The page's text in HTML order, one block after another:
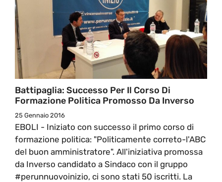
Battipaglia: Successo Per Il Corso Di
Formazione Politica Promosso Da Inverso
25 Gennaio 2016
EBOLI - Iniziato con successo il primo corso di
formazione politica: "Politicamente correto-l'ABC
del buon amministratore". All'iniziativa promossa
da Inverso candidato a Sindaco con il gruppo
#perunnuovoinizio, ci sono stati 50 iscritti. La